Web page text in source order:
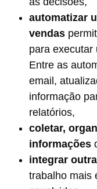
automatizar
vendas
para executar
Entre as
email,
informação
relatórios,
coletar,
informações
integrar
trabalho mais